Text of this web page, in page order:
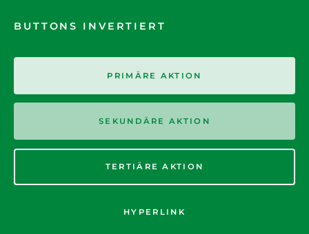
BUTTONS INVERTIERT
PRIMÄRE AKTION
SEKUNDÄRE AKTION
TERTIÄRE AKTION
HYPERLINK